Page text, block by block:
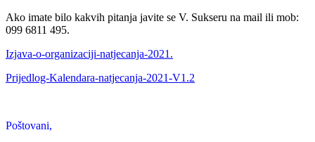
Ako imate bilo kakvih pitanja javite se V. Sukseru na mail ili mob:
099 6811 495.
Izjava-o-organizaciji-natjecanja-2021.
Prijedlog-Kalendara-natjecanja-2021-V1.2
Poštovani,